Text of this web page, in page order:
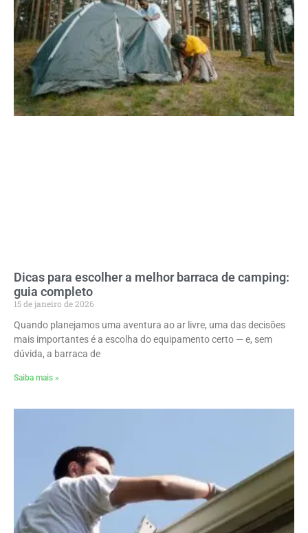
Dicas para escolher a melhor barraca de camping:
guia completo
15 de janeiro de 2026
Quando planejamos uma aventura ao ar livre, uma das decisões
mais importantes é a escolha do equipamento certo — e, sem
dúvida, a barraca de
Saiba mais »